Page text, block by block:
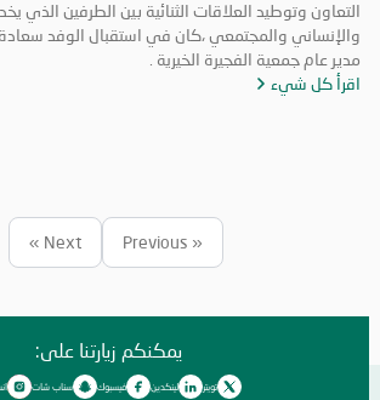
التعاون وتوطيد العلاقات الثنائية بين الطرفين الذي
والإنساني والمجتمعي ،كان في استقبال الوفد
مدير عام جمعية الفجيرة الخيرية .
اقرأ كل شيء
« Previous
Next »
يمكنكم زيارتنا على:
تويتر لينكدين فيسبوك سناب شات